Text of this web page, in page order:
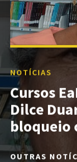
NOTÍCIAS
Cursos
Dilce
bloqueio
OUTRAS